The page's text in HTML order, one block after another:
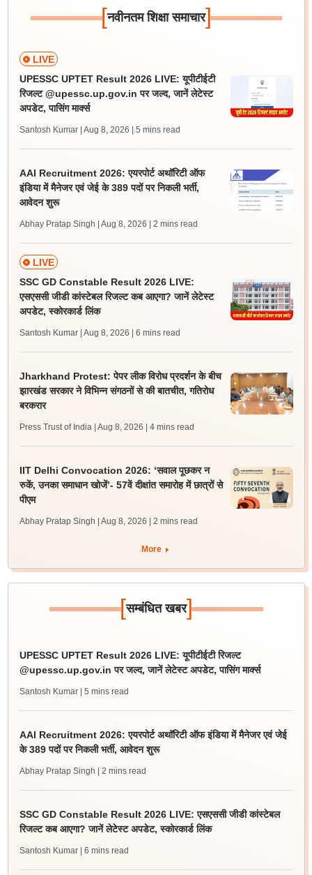
[नवीनतम शिक्षा समाचार]
LIVE
UPESSC UPTET Result 2026 LIVE: यूपीटीईटी
रिजल्ट @upessc.up.gov.in पर जल्द, जानें लेटेस्ट
अपडेट, पासिंग मार्क्स
Santosh Kumar | Aug 8, 2026 | 5 mins read
AAI Recruitment 2026: एयरपोर्ट अथॉरिटी ऑफ
इंडिया में मैनेजर एवं जेई के 389 पदों पर निकली भर्ती,
आवेदन शुरू
Abhay Pratap Singh | Aug 8, 2026 | 2 mins read
LIVE
SSC GD Constable Result 2026 LIVE:
एसएससी जीडी कांस्टेबल रिजल्ट कब आएगा? जानें लेटेस्ट
अपडेट, स्कोरकार्ड लिंक
Santosh Kumar | Aug 8, 2026 | 6 mins read
Jharkhand Protest: पेपर लीक विरोध प्रदर्शन के बीच
झारखंड सरकार ने विभिन्न संगठनों से की बातचीत, गतिरोध
बरकरार
Press Trust of India | Aug 8, 2026 | 4 mins read
IIT Delhi Convocation 2026: ‘सवाल पूछकर न
रुकें, उनका समाधान खोजें’- 57वें दीक्षांत समारोह में छात्रों से
पीएम
Abhay Pratap Singh | Aug 8, 2026 | 2 mins read
More
[सम्बंधित खबर]
UPESSC UPTET Result 2026 LIVE: यूपीटीईटी रिजल्ट
@upessc.up.gov.in पर जल्द, जानें लेटेस्ट अपडेट, पासिंग मार्क्स
Santosh Kumar | 5 mins read
AAI Recruitment 2026: एयरपोर्ट अथॉरिटी ऑफ इंडिया में मैनेजर एवं जेई
के 389 पदों पर निकली भर्ती, आवेदन शुरू
Abhay Pratap Singh | 2 mins read
SSC GD Constable Result 2026 LIVE: एसएससी जीडी कांस्टेबल
रिजल्ट कब आएगा? जानें लेटेस्ट अपडेट, स्कोरकार्ड लिंक
Santosh Kumar | 6 mins read